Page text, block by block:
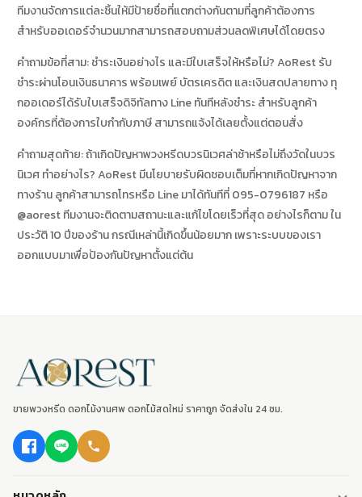
ทีมงานจัดการแต่ละชิ้นให้มีป้ายชื่อที่แตกต่างกันตามที่ลูกค้าต้องการ
สำหรับออเดอร์จำนวนมากสามารถสอบถามส่วนลดพิเศษได้โดยตรง
คำถามข้อที่สาม: ชำระเงินอย่างไร และมีใบเสร็จให้หรือไม่? AoRest รับ
ชำระผ่านโอนเงินธนาคาร พร้อมเพย์ บัตรเครดิต และเงินสดปลายทาง ทุ
กออเดอร์ได้รับใบเสร็จดิจิทัลทาง Line ทันทีหลังชำระ สำหรับลูกค้า
องค์กรที่ต้องการใบกำกับภาษี สามารถแจ้งได้เลยตั้งแต่ตอนสั่ง
คำถามสุดท้าย: ถ้าเกิดปัญหาพวงหรีดบวรนิเวศล่าช้าหรือไม่ถึงวัดในบวร
นิเวศ ทำอย่างไร? AoRest มีนโยบายรับผิดชอบเต็มที่หากเกิดปัญหาจาก
ทางร้าน ลูกค้าสามารถโทรหรือ Line มาได้ทันทีที่ 095-0796187 หรือ
@aorest ทีมงานจะติดตามสถานะและแก้ไขโดยเร็วที่สุด อย่างไรก็ตาม ใน
ประวัติ 10 ปีของร้าน กรณีเหล่านี้เกิดขึ้นน้อยมาก เพราะระบบของเรา
ออกแบบมาเพื่อป้องกันปัญหาตั้งแต่ต้น
ขายพวงหรีด ดอกไม้งานศพ ดอกไม้สดใหม่ ราคาถูก จัดส่งใน 24 ชม.